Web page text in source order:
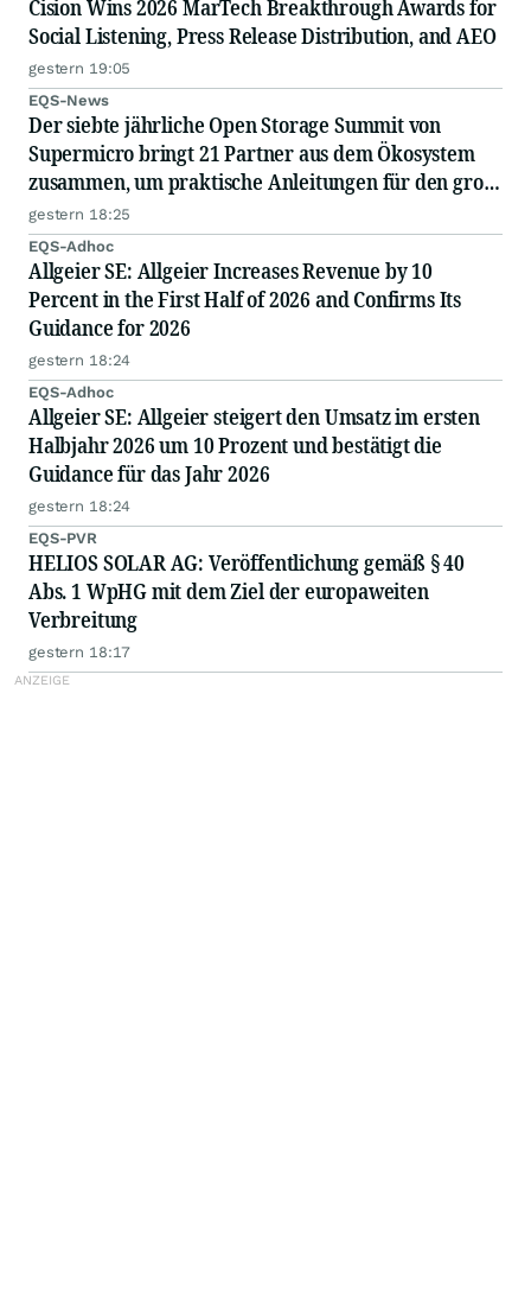
Cision Wins 2026 MarTech Breakthrough Awards for
Social Listening, Press Release Distribution, and AEO
gestern 19:05
EQS-News
Der siebte jährliche Open Storage Summit von
Supermicro bringt 21 Partner aus dem Ökosystem
zusammen, um praktische Anleitungen für den groß
angelegten Einsatz von KI in Unternehmen
auszutauschen
gestern 18:25
EQS-Adhoc
Allgeier SE: Allgeier Increases Revenue by 10
Percent in the First Half of 2026 and Confirms Its
Guidance for 2026
gestern 18:24
EQS-Adhoc
Allgeier SE: Allgeier steigert den Umsatz im ersten
Halbjahr 2026 um 10 Prozent und bestätigt die
Guidance für das Jahr 2026
gestern 18:24
EQS-PVR
HELIOS SOLAR AG: Veröffentlichung gemäß § 40
Abs. 1 WpHG mit dem Ziel der europaweiten
Verbreitung
gestern 18:17